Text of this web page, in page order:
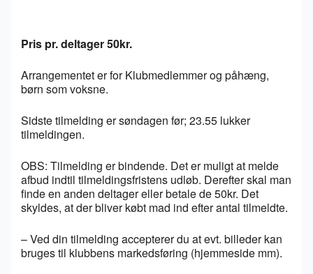
Pris pr. deltager 50kr.
Arrangementet er for Klubmedlemmer og påhæng,
børn som voksne.
Sidste tilmelding er søndagen før; 23.55 lukker
tilmeldingen.
OBS: Tilmelding er bindende. Det er muligt at melde
afbud indtil tilmeldingsfristens udløb. Derefter skal man
finde en anden deltager eller betale de 50kr. Det
skyldes, at der bliver købt mad ind efter antal tilmeldte.
– Ved din tilmelding accepterer du at evt. billeder kan
bruges til klubbens markedsføring (hjemmeside mm).